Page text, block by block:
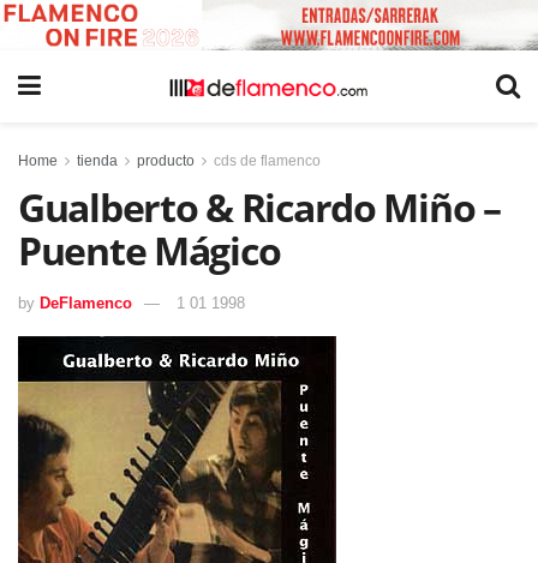
Home tienda producto cds de flamenco
Gualberto & Ricardo Miño –
Puente Mágico
by DeFlamenco 1 01 1998